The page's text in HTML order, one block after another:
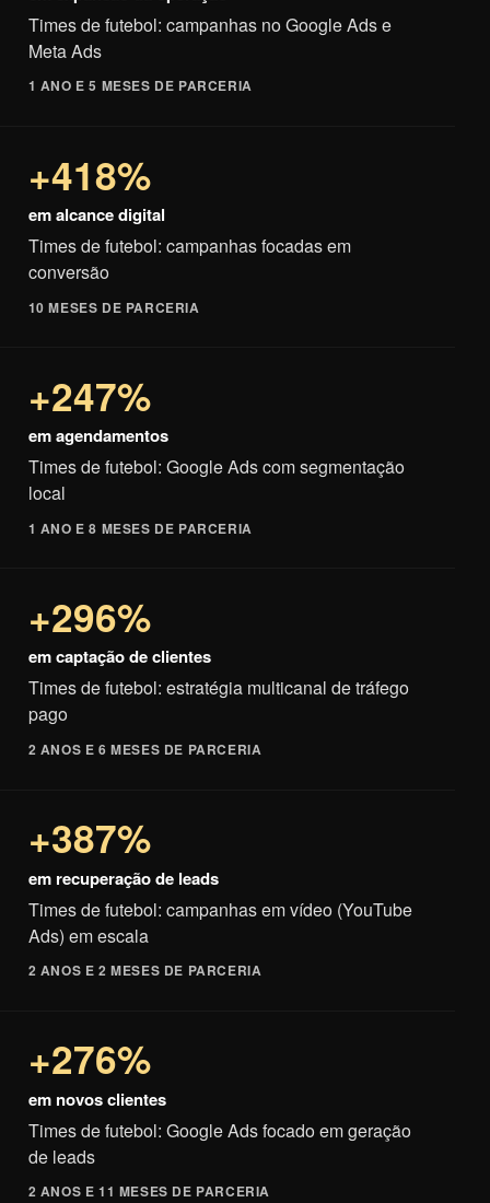
Times de futebol: campanhas no Google Ads e
Meta Ads
1 ANO E 5 MESES DE PARCERIA
+418%
em alcance digital
Times de futebol: campanhas focadas em
conversão
10 MESES DE PARCERIA
+247%
em agendamentos
Times de futebol: Google Ads com segmentação
local
1 ANO E 8 MESES DE PARCERIA
+296%
em captação de clientes
Times de futebol: estratégia multicanal de tráfego
pago
2 ANOS E 6 MESES DE PARCERIA
+387%
em recuperação de leads
Times de futebol: campanhas em vídeo (YouTube
Ads) em escala
2 ANOS E 2 MESES DE PARCERIA
+276%
em novos clientes
Times de futebol: Google Ads focado em geração
de leads
2 ANOS E 11 MESES DE PARCERIA